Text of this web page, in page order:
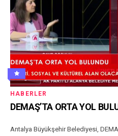
HABERLER
DEMAŞ’TA ORTA YOL
Antalya Büyükşehir Belediyesi,